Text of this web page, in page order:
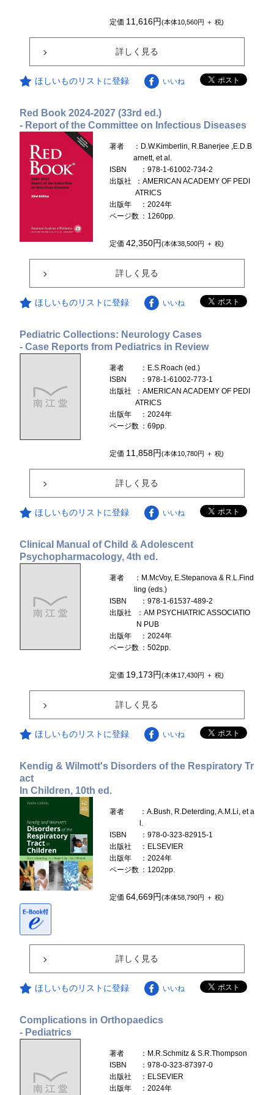
定価 11,616円(本体10,560円 ＋ 税)
詳しく見る
ほしいものリストに登録 いいね
Red Book 2024-2027 (33rd ed.)
- Report of the Committee on Infectious Diseases
著者
：D.W.Kimberlin, R.Banerjee ,E.D.B
arnett, et al.
ISBN
：978-1-61002-734-2
出版社
：AMERICAN ACADEMY OF PEDI
ATRICS
出版年
：2024年
ページ数 ：1260pp.
定価42,350円(本体38,500円 ＋ 税)
詳しく見る
ほしいものリストに登録 いいね
Pediatric Collections: Neurology Cases
- Case Reports from Pediatrics in Review
著者
：E.S.Roach (ed.)
ISBN
：978-1-61002-773-1
出版社
：AMERICAN ACADEMY OF PEDI
ATRICS
出版年
：2024年
ページ数 ：69pp.
定価 11,858円(本体10,780円 ＋ 税)
詳しく見る
ほしいものリストに登録 いいね
Clinical Manual of Child & Adolescent
Psychopharmacology, 4th ed.
著者
：M.McVoy, E.Stepanova & R.L.Find
ling (eds.)
ISBN
：978-1-61537-489-2
出版社
：AM PSYCHIATRIC ASSOCIATIO
N PUB
出版年
：2024年
ページ数 ：502pp.
定価 19,173円(本体17,430円 ＋ 税)
詳しく見る
ほしいものリストに登録 いいね
Kendig & Wilmott's Disorders of the Respiratory Tr
act
In Children, 10th ed.
著者
：A.Bush, R.Deterding, A.M.Li, et a
l.
ISBN
：978-0-323-82915-1
出版社
：ELSEVIER
出版年
：2024年
ページ数 ：1202pp.
定価64,669円(本体58,790円 ＋ 税)
詳しく見る
ほしいものリストに登録 いいね
Complications in Orthopaedics
- Pediatrics
著者
：M.R.Schmitz & S.R.Thompson
ISBN
：978-0-323-87397-0
出版社
：ELSEVIER
出版年
：2024年